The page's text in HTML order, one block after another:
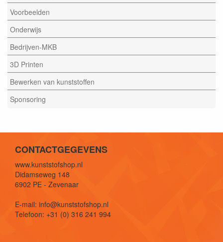
Voorbeelden
Onderwijs
Bedrijven-MKB
3D Printen
Bewerken van kunststoffen
Sponsoring
CONTACTGEGEVENS
www.kunststofshop.nl
Didamseweg 148
6902 PE - Zevenaar
E-mail: info@kunststofshop.nl
Telefoon: +31 (0) 316 241 994